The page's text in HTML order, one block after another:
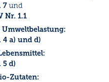
7und
Nr. 1.1
4 a) und d)
5 d)
Zutaten: